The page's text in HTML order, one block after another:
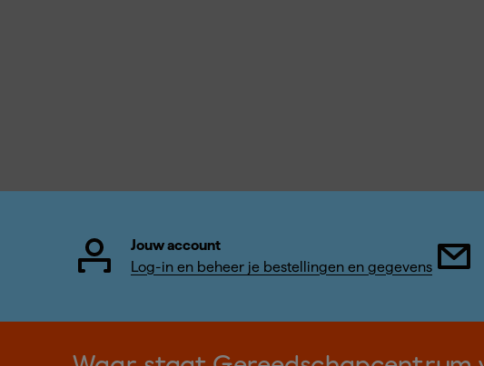
Jouw account
Log-in en beheer je bestellingen en gegevens